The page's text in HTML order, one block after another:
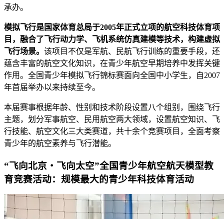
承办。
模拟飞行是国家体育总局于2005年正式立项的航空科技体育项
目，融合了飞行动力学、飞机系统仿真建模等技术，构建虚拟
飞行场景。 该项目不仅是军航、民航飞行训练的重要手段，还
蕴含丰富的航空文化知识，在青少年航空早期培养中发挥关键
作用。全国青少年模拟飞行锦标赛面向全国中小学生，自2007
年首届举办以来持续至今。
本届赛事根据年龄、性别和技术阶段设置八个组别，围绕飞行
主题，划分军事航空、民用航空两大领域，设置航空知识、飞
行技能、航空文化三大类赛道，共十余个竞赛项目，全面考察
青少年的航空素养与飞行潜能。
“飞向北京・飞向太空”全国青少年航空航天模型教
育竞赛活动：规模最大的青少年科技体育活动